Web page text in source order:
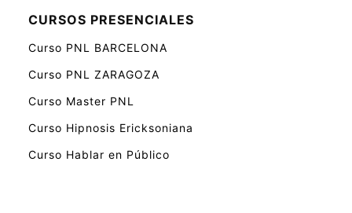
CURSOS PRESENCIALES
Curso PNL BARCELONA
Curso PNL ZARAGOZA
Curso Master PNL
Curso Hipnosis Ericksoniana
Curso Hablar en Público